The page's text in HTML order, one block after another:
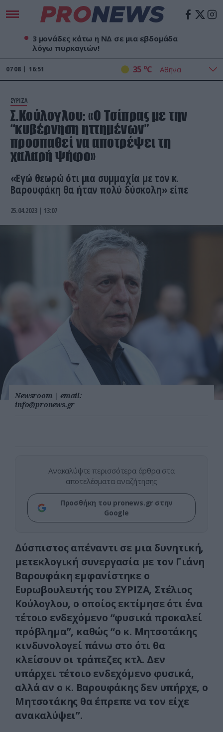
3 μονάδες κάτω η ΝΔ σε μια εβδομάδα
λόγω πυρκαγιών!
07 08 16:51 35 oC
ΣΥΡΙΖΑ
Σ.Κούλογλου: «O Τσίπρας με την
“κυβέρνηση ηττημένων”
προσπαθεί να αποτρέψει τη
χαλαρή ψήφο»
«Εγώ θεωρώ ότι μια συμμαχία με τον κ.
Βαρουφάκη θα ήταν πολύ δύσκολη» είπε
25.04.2023 | 13:07
Newsroom | email:
info@pronews.gr
Ανακαλύψτε περισσότερα άρθρα στα
αποτελέσματα αναζήτησης
Προσθήκη του pronews.gr στην
Google
Δύσπιστος απέναντι σε μια δυνητική,
μετεκλογική συνεργασία με τον Γιάνη
Βαρουφάκη εμφανίστηκε ο
Ευρωβουλευτής του ΣΥΡΙΖΑ, Στέλιος
Κούλογλου, ο οποίος εκτίμησε ότι ένα
τέτοιο ενδεχόμενο “φυσικά προκαλεί
πρόβλημα”, καθώς “ο κ. Μητσοτάκης
κινδυνολογεί πάνω στο ότι θα
κλείσουν οι τράπεζες κτλ. Δεν
υπάρχει τέτοιο ενδεχόμενο φυσικά,
αλλά αν ο κ. Βαρουφάκης δεν υπήρχε, ο
Μητσοτάκης θα έπρεπε να τον είχε
ανακαλύψει”.